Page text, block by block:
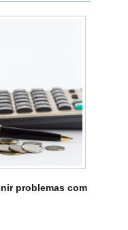
problemas com